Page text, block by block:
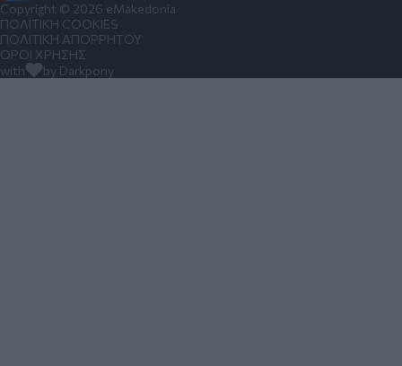
Copyright © 2026 eMakedonia
ΠΟΛΙΤΙΚΗ COOKIES
ΠΟΛΙΤΙΚΗ ΑΠΟΡΡΗΤΟΥ
ΟΡΟΙ ΧΡΗΣΗΣ
with
by Darkpony